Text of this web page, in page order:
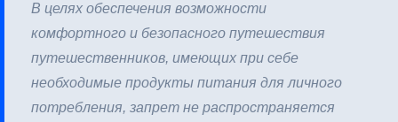
В целях обеспечения возможности
комфортного и безопасного путешествия
путешественников, имеющих при себе
необходимые продукты питания для личного
потребления, запрет не распространяется